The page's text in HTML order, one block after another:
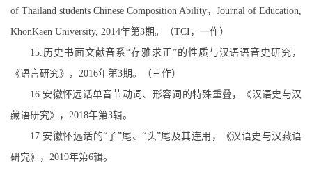
of Thailand students Chinese Composition Ability， Journal of Education,
KhonKaen University, 2014年第3期。（TCI ，一作）
15. 历史书面文献音系“存雅求正”的性质与汉语语音史研究，
《语言研究》， 2016年第3期。（三作）
16.安徽怀远话单音节动词、形容词的特殊重叠，《汉语史与汉
藏语研究》， 2018年第3辑。
17.安徽怀远话的“子”尾、“头”尾及其连用，《汉语史与汉藏语
研究》， 2019年第6辑。